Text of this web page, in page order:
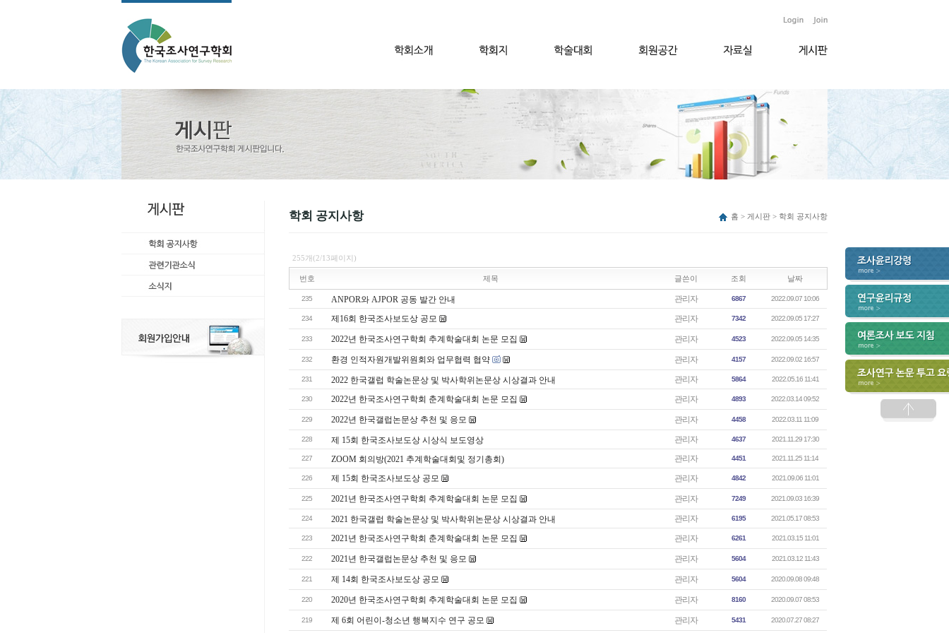
학회 공지사항 홈 > 게시판 > 학회 공지사항
255개(2/13페이지)
번호 제목 글쓴이 조회 날짜
235 ANPOR와 AJPOR 공동 발간 안내 관리자 6867 2022.09.07 10:06
234 제16회 한국조사보도상 공모 관리자 7342 2022.09.05 17:27
233 2022년 한국조사연구학회 추계학술대회 논문 모집 관리자 4523 2022.09.05 14:35
232 환경 인적자원개발위원회와 업무협력 협약 관리자 4157 2022.09.02 16:57
231 2022 한국갤럽 학술논문상 및 박사학위논문상 시상결과 안내 관리자 5864 2022.05.16 11:41
230 2022년 한국조사연구학회 춘계학술대회 논문 모집 관리자 4893 2022.03.14 09:52
229 2022년 한국갤럽논문상 추천 및 응모 관리자 4458 2022.03.11 11:09
228 제 15회 한국조사보도상 시상식 보도영상 관리자 4637 2021.11.29 17:30
227 ZOOM 회의방(2021 추계학술대회및 정기총회) 관리자 4451 2021.11.25 11:14
226 제 15회 한국조사보도상 공모 관리자 4842 2021.09.06 11:01
225 2021년 한국조사연구학회 추계학술대회 논문 모집 관리자 7249 2021.09.03 16:39
224 2021 한국갤럽 학술논문상 및 박사학위논문상 시상결과 안내 관리자 6195 2021.05.17 08:53
223 2021년 한국조사연구학회 춘계학술대회 논문 모집 관리자 6261 2021.03.15 11:01
222 2021년 한국갤럽논문상 추천 및 응모 관리자 5604 2021.03.12 11:43
221 제 14회 한국조사보도상 공모 관리자 5604 2020.09.08 09:48
220 2020년 한국조사연구학회 추계학술대회 논문 모집 관리자 8160 2020.09.07 08:53
219 제 6회 어린이-청소년 행복지수 연구 공모 관리자 5431 2020.07.27 08:27